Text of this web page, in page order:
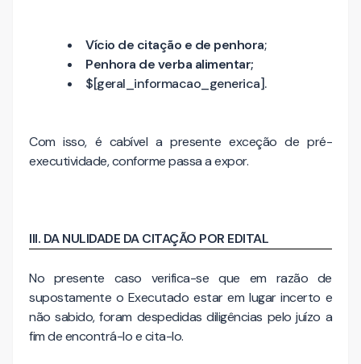
Vício de citação e de penhora;
Penhora de verba alimentar;
$[geral_informacao_generica].
Com isso, é cabível a presente exceção de pré-
executividade, conforme passa a expor.
III. DA NULIDADE DA CITAÇÃO POR EDITAL
No presente caso verifica-se que em razão de
supostamente o Executado estar em lugar incerto e
não sabido, foram despedidas diligências pelo juízo a
fim de encontrá-lo e cita-lo.